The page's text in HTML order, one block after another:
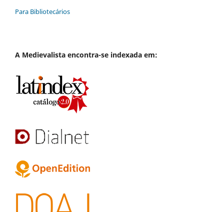
Para Bibliotecários
A Medievalista encontra-se indexada em: